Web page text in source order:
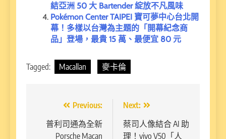
結亞洲 50 大 Bartender 綻放不凡風味
Pokémon Center TAIPEI 寶可夢中心台北開
幕！多樣以台灣為主題的「開幕紀念商
品」登場，最貴 15 萬、最便宜 80 元
Tagged: Macallan 麥卡倫
章
Previous:
普利司通為全新
Porsche Macan
Next:
蔡司人像結合 AI 助
理！vivo V50「人